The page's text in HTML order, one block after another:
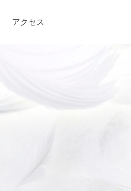
アクセス